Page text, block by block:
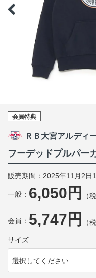
会員特典
ＲＢ大宮アルディ
フーデッドプルパー
販売期間：2025年11月2日
一般： 6,050円 （
会員： 5,747円 （
サイズ
選択してください